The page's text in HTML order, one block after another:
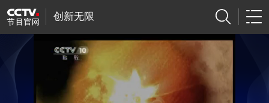
创新无限